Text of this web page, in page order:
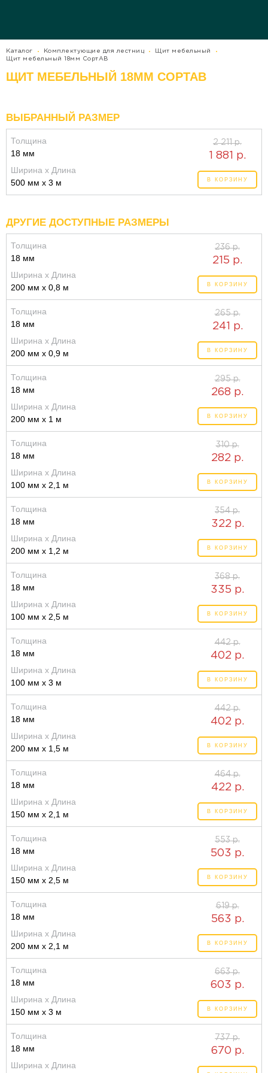
Каталог Комплектующие для лестниц
Щит мебельный
Щит мебельный 18мм СортАВ
ЩИТ МЕБЕЛЬНЫЙ 18ММ СОРТАВ
ВЫБРАННЫЙ РАЗМЕР
Толщина
18 мм
Ширина x Длина
500 мм x 3 м
2 211 р.
1 881 р.
В КОРЗИНУ
ДРУГИЕ ДОСТУПНЫЕ РАЗМЕРЫ
Толщина
18 мм
Ширина x Длина
200 мм x 0,8 м
236 р.
215 р.
В КОРЗИНУ
Толщина
18 мм
Ширина x Длина
200 мм x 0,9 м
265 р.
241 р.
В КОРЗИНУ
Толщина
18 мм
Ширина x Длина
200 мм x 1 м
295 р.
268 р.
В КОРЗИНУ
Толщина
18 мм
Ширина x Длина
100 мм x 2,1 м
310 р.
282 р.
В КОРЗИНУ
Толщина
18 мм
Ширина x Длина
200 мм x 1,2 м
354 р.
322 р.
В КОРЗИНУ
Толщина
18 мм
Ширина x Длина
100 мм x 2,5 м
368 р.
335 р.
В КОРЗИНУ
Толщина
18 мм
Ширина x Длина
100 мм x 3 м
442 р.
402 р.
В КОРЗИНУ
Толщина
18 мм
Ширина x Длина
200 мм x 1,5 м
442 р.
402 р.
В КОРЗИНУ
Толщина
18 мм
Ширина x Длина
150 мм x 2,1 м
464 р.
422 р.
В КОРЗИНУ
Толщина
18 мм
Ширина x Длина
150 мм x 2,5 м
553 р.
503 р.
В КОРЗИНУ
Толщина
18 мм
Ширина x Длина
200 мм x 2,1 м
619 р.
563 р.
В КОРЗИНУ
Толщина
18 мм
Ширина x Длина
150 мм x 3 м
663 р.
603 р.
В КОРЗИНУ
Толщина
18 мм
Ширина x Длина
737 р.
670 р.